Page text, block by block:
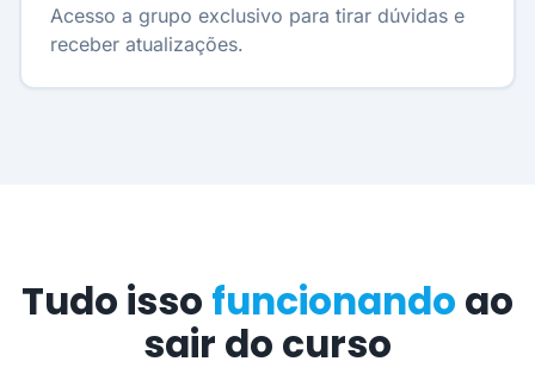
Acesso a grupo exclusivo para tirar dúvidas e
receber atualizações.
Tudo isso funcionando ao
sair do curso